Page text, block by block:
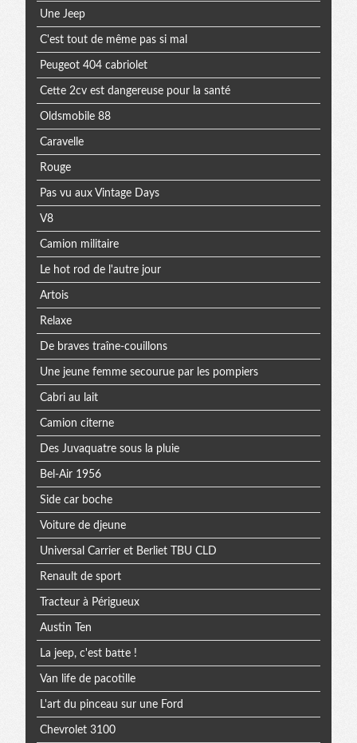
Une Jeep
C'est tout de même pas si mal
Peugeot 404 cabriolet
Cette 2cv est dangereuse pour la santé
Oldsmobile 88
Caravelle
Rouge
Pas vu aux Vintage Days
V8
Camion militaire
Le hot rod de l'autre jour
Artois
Relaxe
De braves traîne-couillons
Une jeune femme secourue par les pompiers
Cabri au lait
Camion citerne
Des Juvaquatre sous la pluie
Bel-Air 1956
Side car boche
Voiture de djeune
Universal Carrier et Berliet TBU CLD
Renault de sport
Tracteur à Périgueux
Austin Ten
La jeep, c'est batte !
Van life de pacotille
L'art du pinceau sur une Ford
Chevrolet 3100